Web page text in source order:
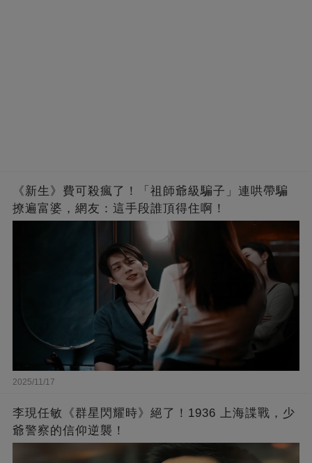
《新生》費可殺瘋了！「祖師爺級騙子」連哄帶騙
撩遍富婆，網友：這手段誰頂得住啊！
2025/11/17
李現任敏《群星閃耀時》絕了！1936 上海諜戰，少
爺警察的信仰逆襲！